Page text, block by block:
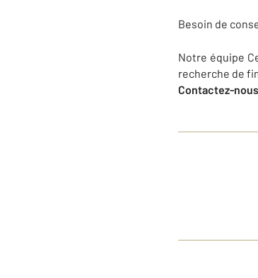
Besoin de
Notre équipe
recherche de
Contactez-